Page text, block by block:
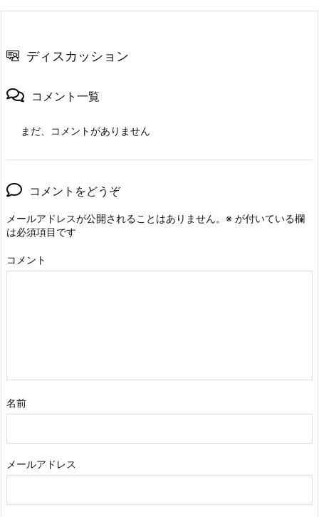
ディスカッション
コメント一覧
まだ、コメントがありません
コメントをどうぞ
メールアドレスが公開されることはありません。 ※ が付いている欄
は必須項目です
コメント
名前
メールアドレス